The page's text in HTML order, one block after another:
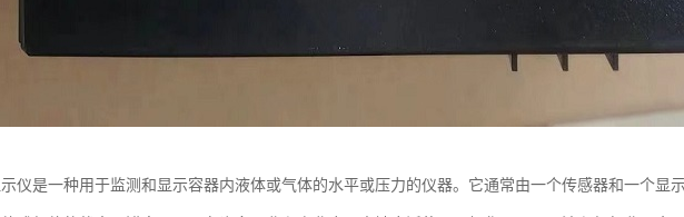
仪是一种用于监测和显示容器内液体或气体的水平或压力的仪器。它通常由一个传感器和一个显